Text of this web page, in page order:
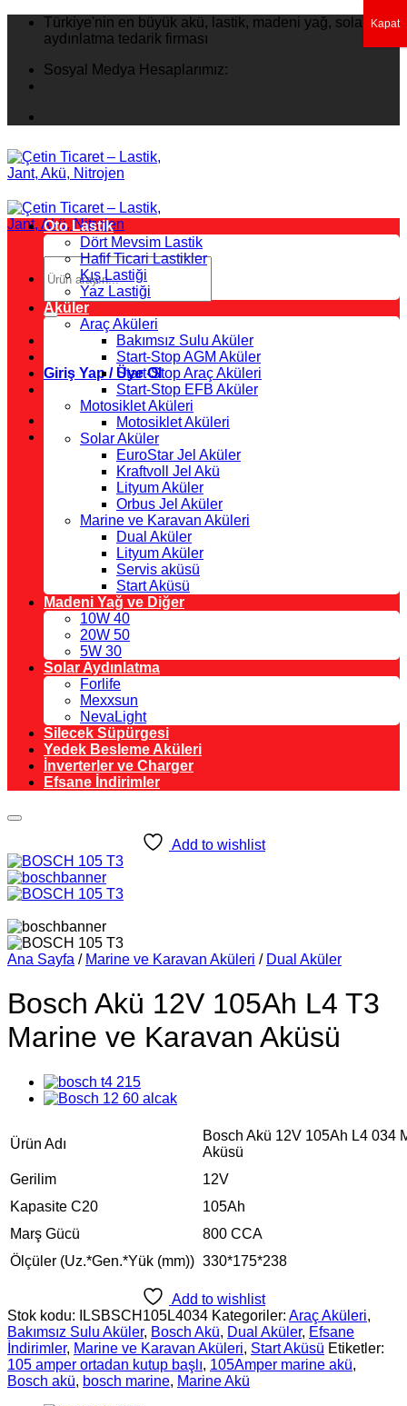
İçeriğeTürkiye'nin en büyük akü, lastik, madeni yağ, solar
aydınlatma tedarik firması
Sosyal Medya Hesaplarımız:
Ara:
Giriş Yap / Üye Ol
Oto Lastik
Dört Mevsim Lastik
Hafif Ticari Lastikler
Kış Lastiği
Yaz Lastiği
Aküler
Araç Aküleri
Bakımsız Sulu Aküler
Start-Stop AGM Aküler
Start-Stop Araç Aküleri
Start-Stop EFB Aküler
Motosiklet Aküleri
Motosiklet Aküleri
Solar Aküler
EuroStar Jel Aküler
Kraftvoll Jel Akü
Lityum Aküler
Orbus Jel Aküler
Marine ve Karavan Aküleri
Dual Aküler
Lityum Aküler
Servis aküsü
Start Aküsü
Madeni Yağ ve Diğer
10W 40
20W 50
5W 30
Solar Aydınlatma
Forlife
Mexxsun
NevaLight
Silecek Süpürgesi
Yedek Besleme Aküleri
İnverterler ve Charger
Efsane İndirimler
Add to wishlist
Ana Sayfa / Marine ve Karavan Aküleri / Dual Aküler
Bosch Akü 12V 105Ah L4 T3
Marine ve Karavan Aküsü
Ürün Adı
Bosch Akü 12V 105Ah L4 034
Aküsü
Gerilim
12V
Kapasite C20
105Ah
Marş Gücü
800 CCA
Ölçüler (Uz.*Gen.*Yük (mm)) 330*175*238
Add to wishlist
Stok kodu:
ILSBSCH105L4034 Kategoriler: Araç Aküleri,
Bakımsız Sulu Aküler, Bosch Akü, Dual Aküler, Efsane
İndirimler, Marine ve Karavan Aküleri, Start Aküsü Etiketler:
105 amper ortadan kutup başlı, 105Amper marine akü,
Bosch akü, bosch marine, Marine Akü
Kapat